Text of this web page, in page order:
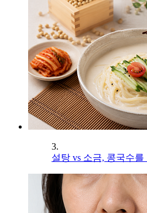
3.
설탕 vs 소금, 콩국수